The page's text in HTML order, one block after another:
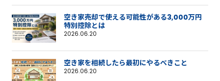
空き家売却で使える可能性がある3,000万円
特別控除とは
2026.06.20
空き家を相続したら最初にやるべきこと
2026.06.20